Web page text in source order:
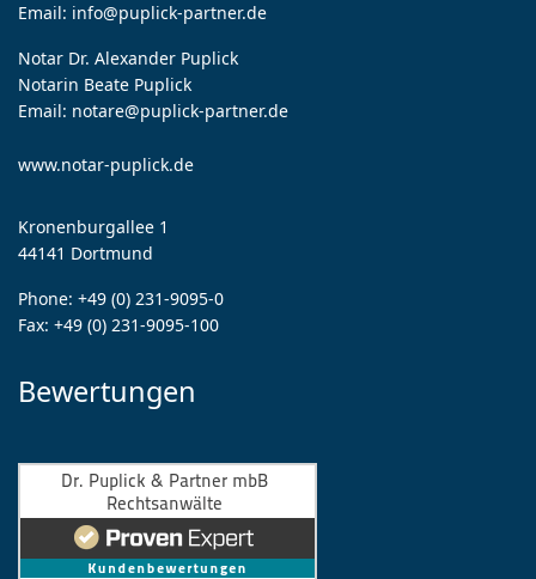
Email: info@puplick-partner.de
Notar Dr. Alexander Puplick
Notarin Beate Puplick
Email: notare@puplick-partner.de
www.notar-puplick.de
Kronenburgallee 1
44141 Dortmund
Phone: +49 (0) 231-9095-0
Fax: +49 (0) 231-9095-100
Bewertungen